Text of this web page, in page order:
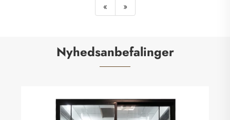
« »
Nyhedsanbefalinger